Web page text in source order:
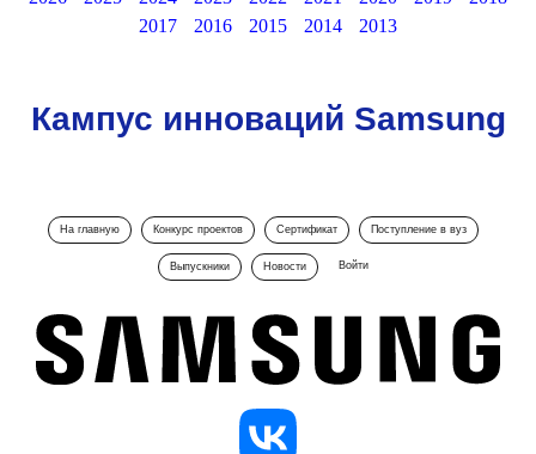
2017
2016 2015 2014 2013
Кампус инноваций Samsung
На главную Конкурс проектов Сертификат Поступление в вуз
Выпускники Новости Войти